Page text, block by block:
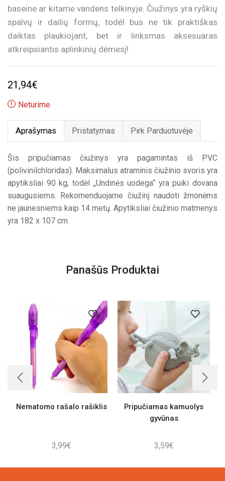
baseine ar kitame vandens telkinyje. Čiužinys yra ryškių
spalvų ir dailių formų, todėl bus ne tik praktiškas
daiktas plaukiojant, bet ir linksmas aksesuaras
atkreipsiantis aplinkinių dėmesį!
21,94€
Neturime
Aprašymas Pristatymas Pirk Parduotuvėje
Šis pripučiamas čiužinys yra pagamintas iš PVC
(polivinilchloridas). Maksimalus atraminis čiužinio svoris yra
apytiksliai 90 kg, todėl „Undinės uodega“ yra puiki dovana
suaugusiems. Rekomenduojame čiužinį naudoti žmonėms
ne jaunesniems kaip 14 metų. Apytiksliai čiužinio matmenys
yra 182 x 107 cm.
Panašūs Produktai
Nematomo rašalo rašiklis
3,99€
Pripučiamas kamuolys
gyvūnas
3,59€